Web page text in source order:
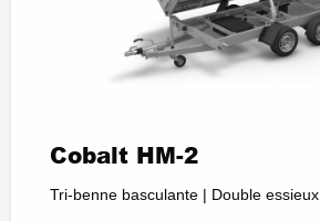
Cobalt HM-2
Tri-benne basculante | Double essieux